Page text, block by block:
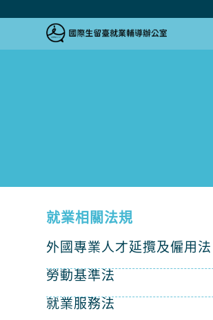
就業相關法規
外國專業人才延攬及僱用法
勞動基準法
就業服務法